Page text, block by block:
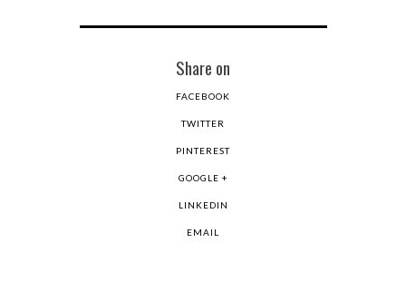
Share on
FACEBOOK
TWITTER
PINTEREST
GOOGLE +
LINKEDIN
EMAIL